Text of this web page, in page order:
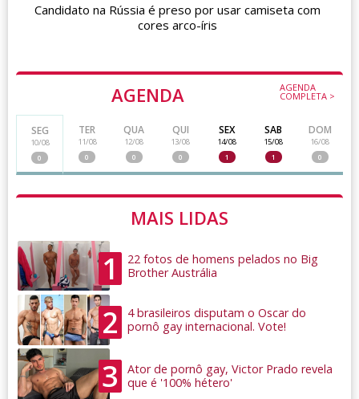
AGENDA AGENDA
COMPLETA >
SEG
10/08
0
TER
11/08
0
QUA
12/08
0
QUI
13/08
0
SEX
14/08
1
SAB
15/08
1
DOM
16/08
0
MAIS LIDAS
1
22 fotos de homens pelados no Big
Brother Austrália
2
4 brasileiros disputam o Oscar do
pornô gay internacional. Vote!
3
Ator de pornô gay, Victor Prado revela
que é '100% hétero'
Candidato na Rússia é preso por usar camiseta com
cores arco-íris